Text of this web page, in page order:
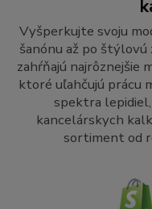
Vyšperkujte svoju
šanónu až po
zahŕňajú najrôznejšie
ktoré uľahčujú prácu
spektra
kancelárskych
sortiment od